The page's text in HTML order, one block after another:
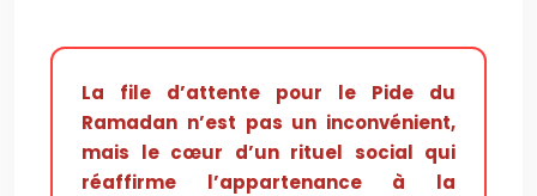
La file d’attente pour le Pide du
Ramadan n’est pas un inconvénient,
mais le cœur d’un rituel social qui
réaffirme l’appartenance à la